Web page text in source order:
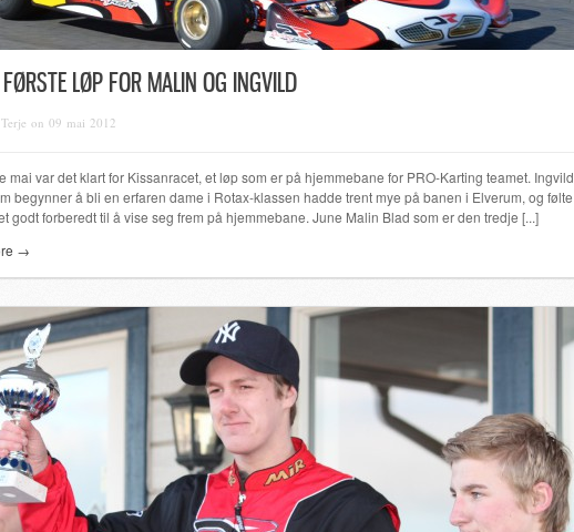
LØP FOR MALIN OG INGVILD
on 09 mai 2012
mai var det klart for Kissanracet, et løp som er på hjemmebane for PRO-Karting teamet. Ingvild
begynner å bli en erfaren dame i Rotax-klassen hadde trent mye på banen i Elverum, og følte
godt forberedt til å vise seg frem på hjemmebane. June Malin Blad som er den tredje [...]
→